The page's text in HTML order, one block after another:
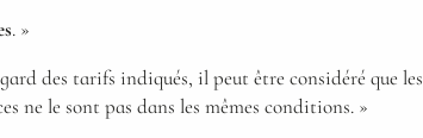
. »
des tarifs indiqués, il peut être considéré que les
ne le sont pas dans les mêmes conditions. »